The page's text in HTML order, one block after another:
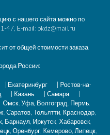
с нашего сайта можно по
47, E-mail: pkdz@mail.ru
от общей стоимости заказа.
России:
| Екатеринбург | Ростов-на-
| Казань | Самара
|
Омск, Уфа, Волгоград, Пермь,
Саратов, Тольятти, Краснодар,
Барнаул, Иркутск, Хабаровск,
Оренбург, Кемерово, Липецк,